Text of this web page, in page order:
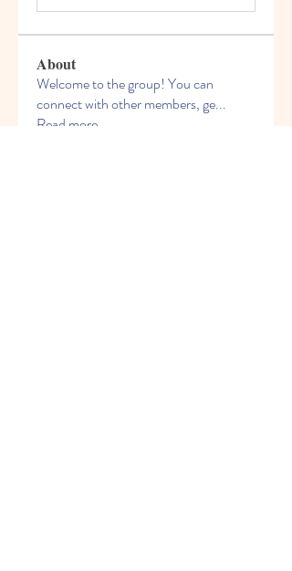
About
Welcome to the group! You can
connect with other members, ge...
Read more